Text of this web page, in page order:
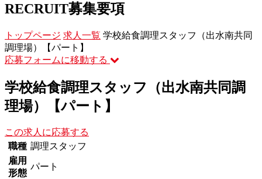
RECRUIT募集要項
トップページ 求人一覧 学校給食調理スタッフ（出水南共同
調理場）【パート】
応募フォームに移動する
学校給食調理スタッフ（出水南共同調
理場）【パート】
この求人に応募する
職種 調理スタッフ
雇用
形態
パート